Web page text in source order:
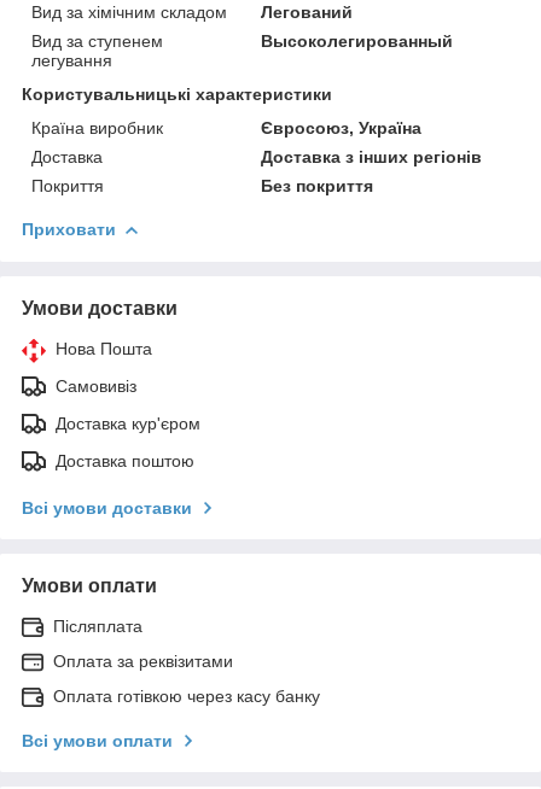
Вид за хімічним складом
Легований
Вид за ступенем
легування
Высоколегированный
Користувальницькі характеристики
Країна виробник
Євросоюз, Україна
Доставка
Доставка з інших регіонів
Покриття
Без покриття
Приховати
Умови доставки
Нова Пошта
Самовивіз
Доставка кур'єром
Доставка поштою
Всі умови доставки
Умови оплати
Післяплата
Оплата за реквізитами
Оплата готівкою через касу банку
Всі умови оплати